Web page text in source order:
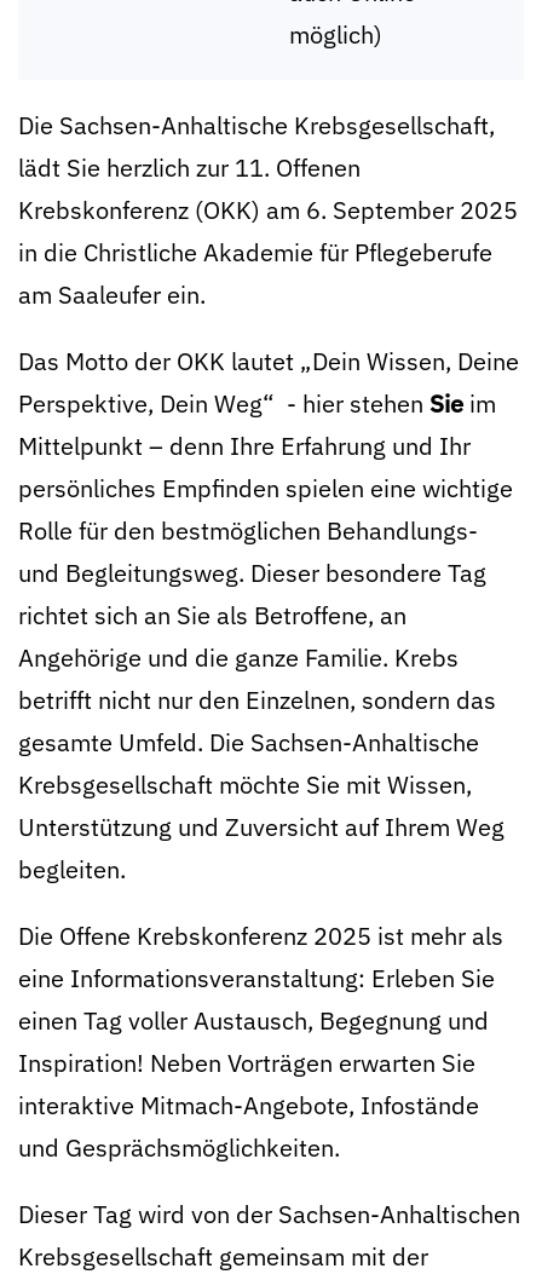
möglich)
Die Sachsen-Anhaltische Krebsgesellschaft,
lädt Sie herzlich zur 11. Offenen
Krebskonferenz (OKK) am 6. September 2025
in die Christliche Akademie für Pflegeberufe
am Saaleufer ein.
Das Motto der OKK lautet „Dein Wissen, Deine
Perspektive, Dein Weg“ - hier stehen Sie im
Mittelpunkt – denn Ihre Erfahrung und Ihr
persönliches Empfinden spielen eine wichtige
Rolle für den bestmöglichen Behandlungs-
und Begleitungsweg. Dieser besondere Tag
richtet sich an Sie als Betroffene, an
Angehörige und die ganze Familie. Krebs
betrifft nicht nur den Einzelnen, sondern das
gesamte Umfeld. Die Sachsen-Anhaltische
Krebsgesellschaft möchte Sie mit Wissen,
Unterstützung und Zuversicht auf Ihrem Weg
begleiten.
Die Offene Krebskonferenz 2025 ist mehr als
eine Informationsveranstaltung: Erleben Sie
einen Tag voller Austausch, Begegnung und
Inspiration! Neben Vorträgen erwarten Sie
interaktive Mitmach-Angebote, Infostände
und Gesprächsmöglichkeiten.
Dieser Tag wird von der Sachsen-Anhaltischen
Krebsgesellschaft gemeinsam mit der